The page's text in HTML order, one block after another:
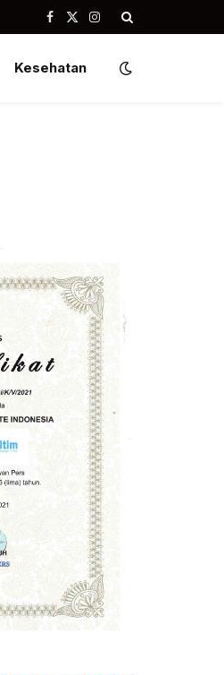
Facebook
X
Instagram
Kesehatan